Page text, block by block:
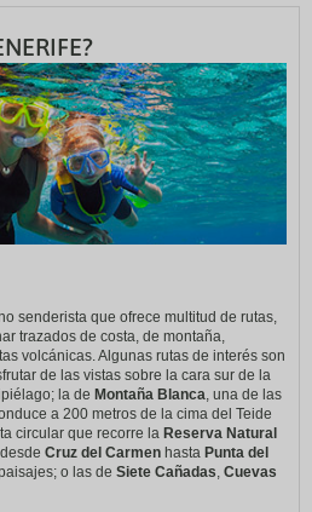
senderista que ofrece multitud de rutas,
trazados de costa, de montaña,
volcánicas. Algunas rutas de interés son
de las vistas sobre la cara sur de la
la de Montaña Blanca , una de las
a 200 metros de la cima del Teide
circular que recorre la Reserva Natural
Cruz del Carmen hasta Punta del
o las de Siete Cañadas Cuevas